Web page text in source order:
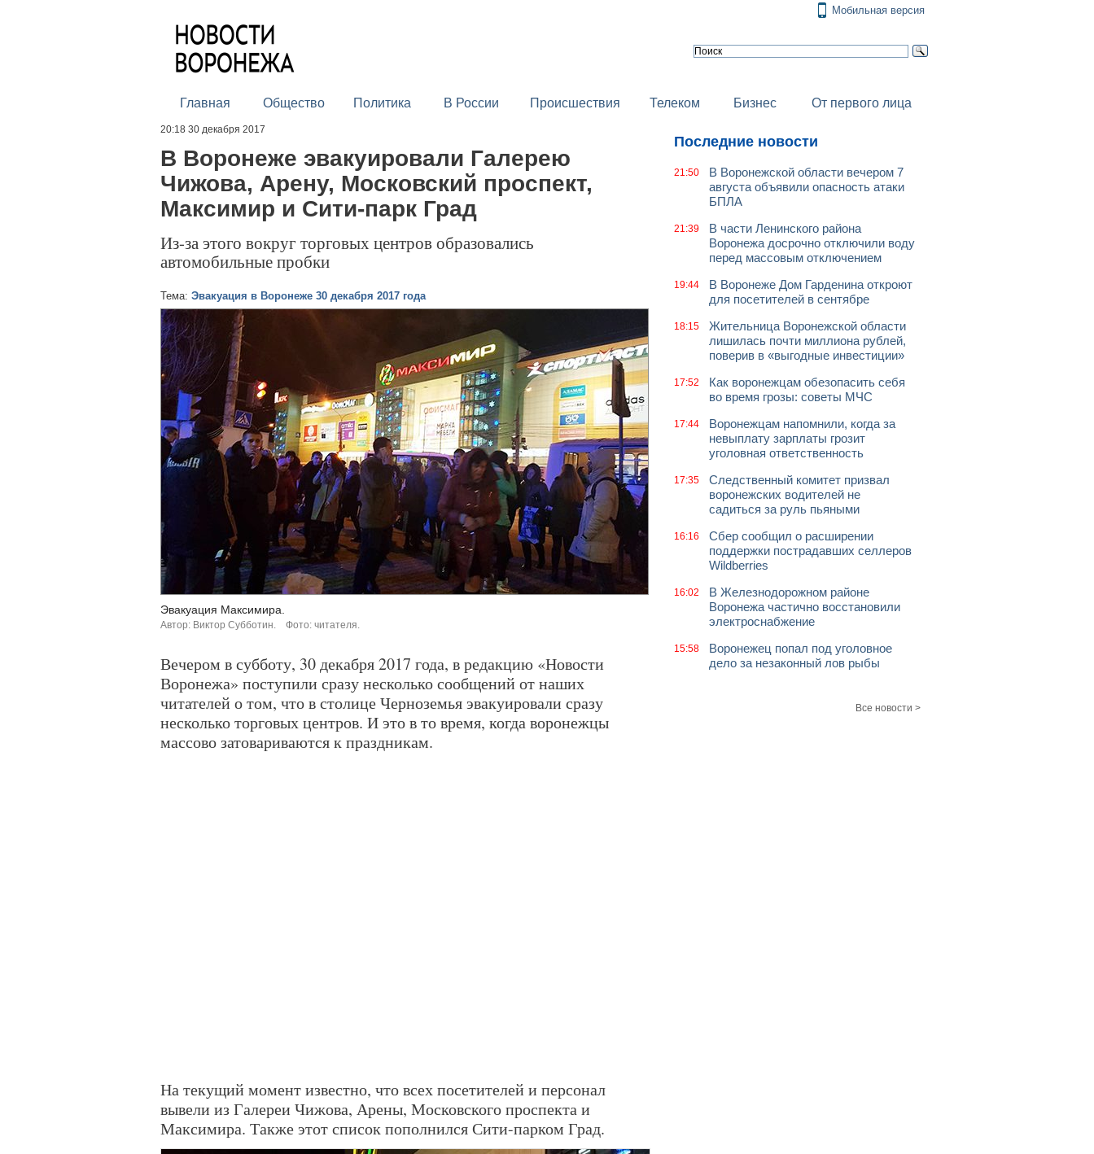
Мобильная версия
Главная Общество Политика В России Происшествия Телеком Бизнес От первого лица
20:18 30 декабря 2017
В Воронеже эвакуировали Галерею
Чижова, Арену, Московский проспект,
Максимир и Сити-парк Град
Из-за этого вокруг торговых центров образовались
автомобильные пробки
Тема: Эвакуация в Воронеже 30 декабря 2017 года
Эвакуация Максимира.
Автор: Виктор Субботин. Фото: читателя.
Вечером в субботу, 30 декабря 2017 года, в редакцию «Новости
Воронежа» поступили сразу несколько сообщений от наших
читателей о том, что в столице Черноземья эвакуировали сразу
несколько торговых центров. И это в то время, когда воронежцы
массово затовариваются к праздникам.
На текущий момент известно, что всех посетителей и персонал
вывели из Галереи Чижова, Арены, Московского проспекта и
Максимира. Также этот список пополнился Сити-парком Град.
Последние новости
21:50
В Воронежской области вечером 7
августа объявили опасность атаки
БПЛА
21:39
В части Ленинского района
Воронежа досрочно отключили воду
перед массовым отключением
19:44
В Воронеже Дом Гарденина откроют
для посетителей в сентябре
18:15
Жительница Воронежской области
лишилась почти миллиона рублей,
поверив в «выгодные инвестиции»
17:52
Как воронежцам обезопасить себя
во время грозы: советы МЧС
17:44
Воронежцам напомнили, когда за
невыплату зарплаты грозит
уголовная ответственность
17:35
Следственный комитет призвал
воронежских водителей не
садиться за руль пьяными
16:16
Сбер сообщил о расширении
поддержки пострадавших селлеров
Wildberries
16:02
В Железнодорожном районе
Воронежа частично восстановили
электроснабжение
15:58
Воронежец попал под уголовное
дело за незаконный лов рыбы
Все новости >